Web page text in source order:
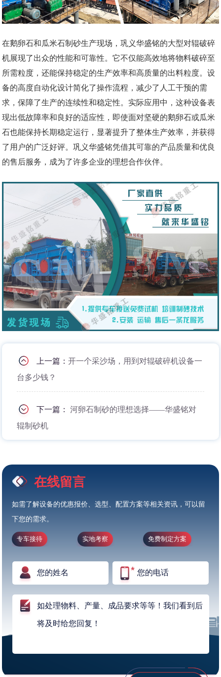
在鹅卵石和瓜米石制砂生产现场，巩义华盛铭的大型对辊破碎
机展现了出众的性能和可靠性。它不仅能高效地将物料破碎至
所需粒度，还能保持稳定的生产效率和高质量的出料粒度。设
备的高度自动化设计简化了操作流程，减少了人工干预的需
求，保障了生产的连续性和稳定性。实际应用中，这种设备表
现出低故障率和良好的适应性，即使面对坚硬的鹅卵石或瓜米
石也能保持长期稳定运行，显著提升了整体生产效率，并获得
了用户的广泛好评。巩义华盛铭凭借其可靠的产品质量和优良
的售后服务，成为了许多企业的理想合作伙伴。
上一篇：开一个采沙场，用到对辊破碎机设备一
台多少钱？
下一篇：河卵石制砂的理想选择——华盛铭对
辊制砂机
在线留言
如需了解设备的优惠报价、选型、配置方案等相关资讯，可以留
下您的需求。
专车接待 实地考察 免费制定方案